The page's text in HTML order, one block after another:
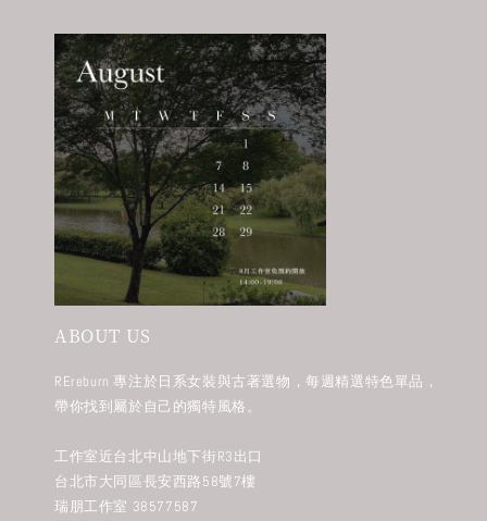
ABOUT US
REreburn 專注於日系女裝與古著選物，每週精選特色單品，
帶你找到屬於自己的獨特風格。
工作室近台北中山地下街R3出口
台北市大同區長安西路58號7樓
瑞朋工作室 38577587